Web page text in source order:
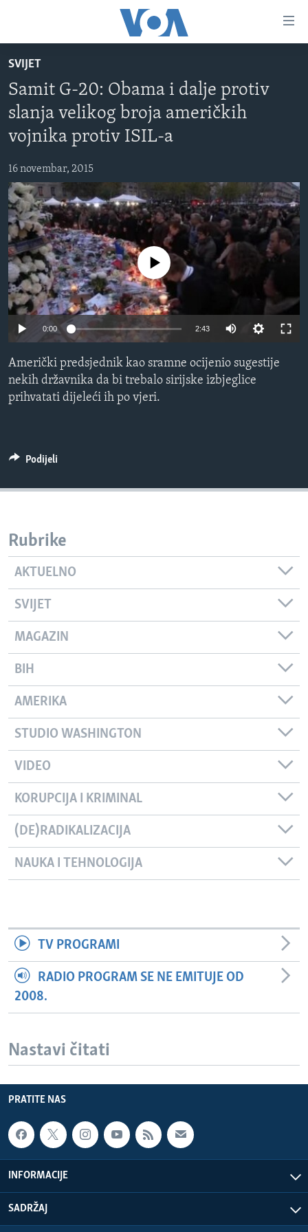
glavni
sadržaj
na
glavnu
navigaciju
Idi
na
pretragu
TV PROGRAM
VIDEO
FOTOGRAFIJE DANA
VIJESTI
SJEDINJENE AMERIČKE DRŽAVE
BOSNA I HERCEGOVINA
SVIJET
NAUKA I TEHNOLOGIJA
SPECIJALNI PROJEKTI
KORUPCIJA
SLOBODA MEDIJA
ŽENSKA STRANA
IZBJEGLIČKA STRANA
MAGAZIN
O GLASU AMERIKE
Learning English
SVIJET
Samit G-20: Obama i dalje protiv
slanja velikog broja američkih
vojnika protiv ISIL-a
16 novembar, 2015
No media source currently available
0:00 2:43
Američki predsjednik kao sramne ocijenio sugestije
nekih državnika da bi trebalo sirijske izbjeglice
prihvatati dijeleći ih po vjeri.
Podijeli
Rubrike
AKTUELNO
SVIJET
MAGAZIN
BIH
AMERIKA
STUDIO WASHINGTON
VIDEO
KORUPCIJA I KRIMINAL
(DE)RADIKALIZACIJA
NAUKA I TEHNOLOGIJA
TV PROGRAMI
RADIO PROGRAM SE NE EMITUJE OD
2008.
Nastavi čitati
PRATITE NAS
INFORMACIJE
SADRŽAJ